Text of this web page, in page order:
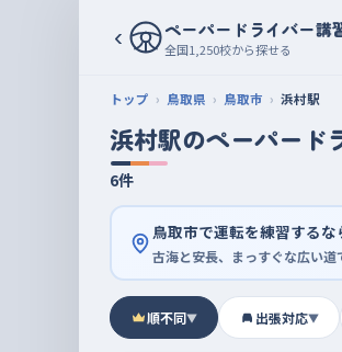
‹ ペーパードライバー講
全国1,250校から探せる
トップ 鳥取県 鳥取市 浜村駅
浜村駅のペーパード
6件
鳥取市で運転を練習するな
古海と安長、まっすぐな広い道
順不同▼ 出張対応▼